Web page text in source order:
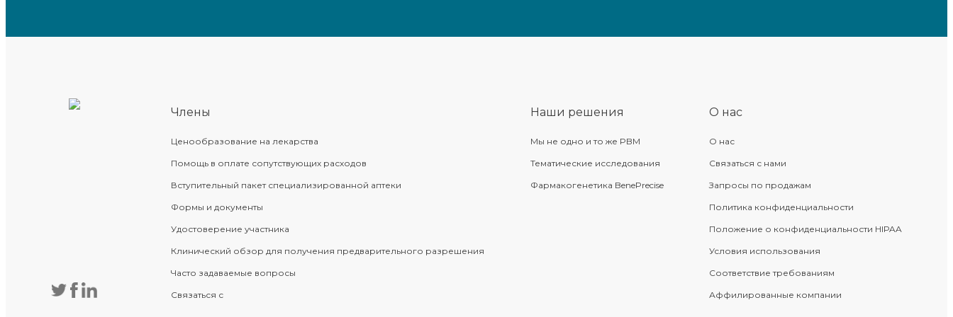
Члены
Ценообразование на лекарства
Помощь в оплате сопутствующих расходов
Вступительный пакет специализированной аптеки
Формы и документы
Удостоверение участника
Клинический обзор для получения предварительного разрешения
Часто задаваемые вопросы
Связаться с
Наши решения
Мы не одно и то же PBM
Тематические исследования
Фармакогенетика BenePrecise
О нас
О нас
Связаться с нами
Запросы по продажам
Политика конфиденциальности
Положение о конфиденциальности HIPAA
Условия использования
Соответствие требованиям
Аффилированные компании